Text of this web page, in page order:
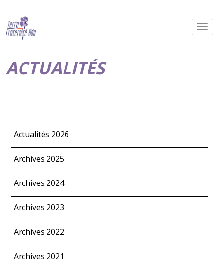
ACTUALITÉS
Actualités 2026
Archives 2025
Archives 2024
Archives 2023
Archives 2022
Archives 2021